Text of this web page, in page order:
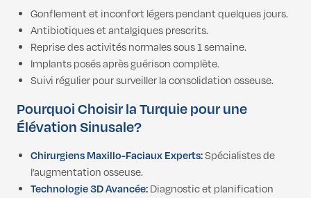
Gonflement et inconfort légers pendant quelques jours.
Antibiotiques et antalgiques prescrits.
Reprise des activités normales sous 1 semaine.
Implants posés après guérison complète.
Suivi régulier pour surveiller la consolidation osseuse.
Pourquoi Choisir la Turquie pour une
Élévation Sinusale?
Chirurgiens Maxillo-Faciaux Experts:Spécialistes de
l’augmentation osseuse.
Technologie 3D Avancée:Diagnostic et planification